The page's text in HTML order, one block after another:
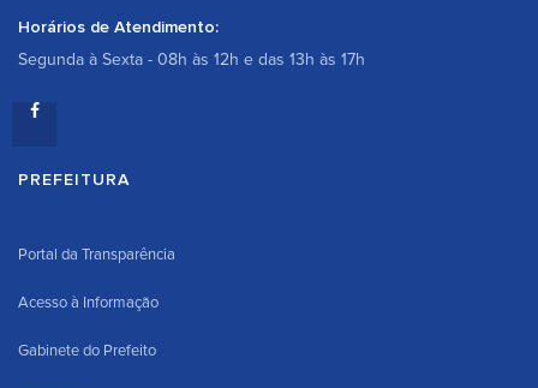
Horários de Atendimento:
Segunda à Sexta - 08h às 12h e das 13h às 17h
PREFEITURA
Portal da Transparência
Acesso à Informação
Gabinete do Prefeito